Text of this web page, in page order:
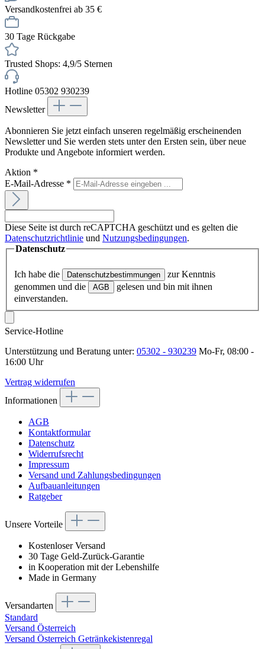
Versandkostenfrei ab 35 €
30 Tage Rückgabe
Trusted Shops: 4,9/5 Sternen
Hotline 05302 930239
Newsletter
Abonnieren Sie jetzt einfach unseren regelmäßig erscheinenden
Newsletter und Sie werden stets unter den Ersten sein, über neue
Produkte und Angebote informiert werden.
Aktion *
E-Mail-Adresse *
Diese Seite ist durch reCAPTCHA geschützt und es gelten die
Datenschutzrichtlinie und Nutzungsbedingungen.
Datenschutz
Ich habe die Datenschutzbestimmungen
zur Kenntnis
genommen und die
AGB
gelesen und bin mit ihnen
einverstanden.
Service-Hotline
Unterstützung und Beratung unter: 05302 - 930239 Mo-Fr, 08:00 -
16:00 Uhr
Vertrag widerrufen
Informationen
AGB
Kontaktformular
Datenschutz
Widerrufsrecht
Impressum
Versand und Zahlungsbedingungen
Aufbauanleitungen
Ratgeber
Unsere Vorteile
Kostenloser Versand
30 Tage Geld-Zurück-Garantie
in Kooperation mit der Lebenshilfe
Made in Germany
Versandarten
Standard
Versand Österreich
Versand Österreich Getränkekistenregal